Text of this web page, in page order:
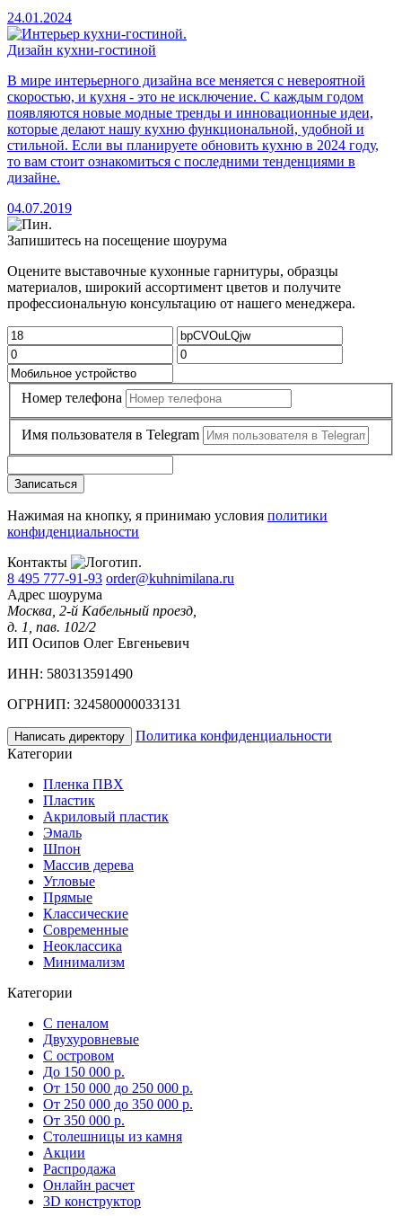
24.01.2024
Дизайн кухни-гостиной
В мире интерьерного дизайна все меняется с невероятной
скоростью, и кухня - это не исключение. С каждым годом
появляются новые модные тренды и инновационные идеи,
которые делают нашу кухню функциональной, удобной и
стильной. Если вы планируете обновить кухню в 2024 году,
то вам стоит ознакомиться с последними тенденциями в
дизайне.
04.07.2019
Запишитесь на посещение шоурума
Оцените выставочные кухонные гарнитуры, образцы
материалов, широкий ассортимент цветов и получите
профессиональную консультацию от нашего менеджера.
Номер телефона
Имя пользователя в Telegram
Записаться
Нажимая на кнопку, я принимаю условия политики
конфиденциальности
Контакты
8 495 777-91-93 order@kuhnimilana.ru
Адрес шоурума
Москва, 2-й Кабельный проезд,
д. 1, пав. 102/2
ИП Осипов Олег Евгеньевич
ИНН: 580313591490
ОГРНИП: 324580000033131
Написать директору
Политика конфиденциальности
Категории
Пленка ПВХ
Пластик
Акриловый пластик
Эмаль
Шпон
Массив дерева
Угловые
Прямые
Классические
Современные
Неоклассика
Минимализм
Категории
С пеналом
Двухуровневые
С островом
До 150 000 р.
От 150 000 до 250 000 р.
От 250 000 до 350 000 р.
От 350 000 р.
Столешницы из камня
Акции
Распродажа
Онлайн расчет
3D конструктор